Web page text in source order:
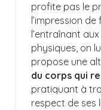
profite pas le
l’impression de
l’entraînant
physiques, on
propose une
du corps qui
pratiquant à
respect de ses